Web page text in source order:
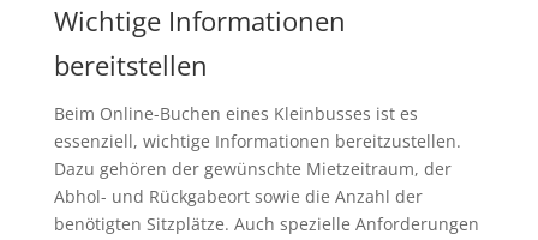
Wichtige Informationen
bereitstellen
Beim Online-Buchen eines Kleinbusses ist es
essenziell, wichtige Informationen bereitzustellen.
Dazu gehören der gewünschte Mietzeitraum, der
Abhol- und Rückgabeort sowie die Anzahl der
benötigten Sitzplätze. Auch spezielle Anforderungen